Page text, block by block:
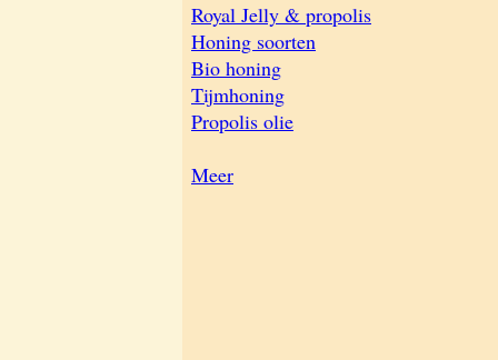
Royal Jelly & propolis
Honing soorten
Bio honing
Tijmhoning
Propolis olie
Meer